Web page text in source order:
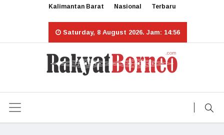
Kalimantan Barat Nasional Terbaru
Saturday, 8 August 2026. Jam: 14:56